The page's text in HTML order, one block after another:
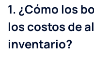
1. ¿Cómo los
los costos de
inventario?